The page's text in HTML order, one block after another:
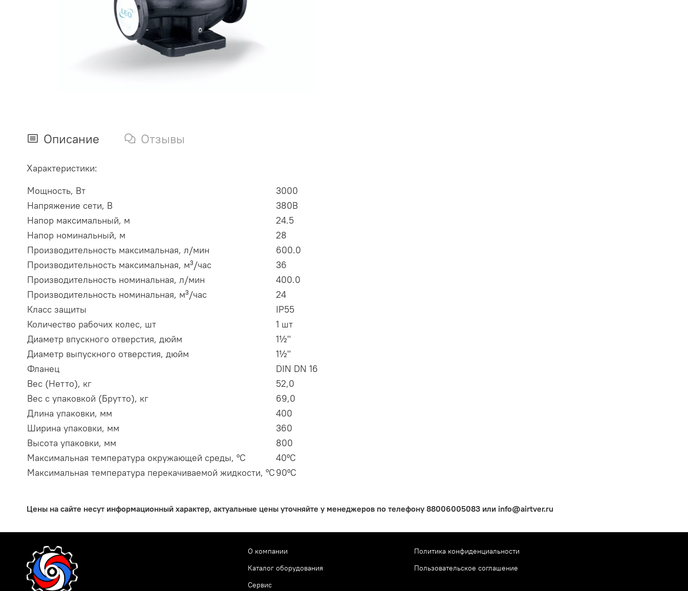
Описание Отзывы
Характеристики:
Мощность, Вт
3000
Напряжение сети, В
380В
Напор максимальный, м
24.5
Напор номинальный, м
28
Производительность максимальная, л/мин
600.0
Производительность максимальная, м³/час
36
Производительность номинальная, л/мин
400.0
Производительность номинальная, м³/час
24
Класс защиты
IP55
Количество рабочих колес, шт
1 шт
Диаметр впускного отверстия, дюйм
1½"
Диаметр выпускного отверстия, дюйм
1½"
Фланец
DIN DN 16
Вес (Нетто), кг
52,0
Вес с упаковкой (Брутто), кг
69,0
Длина упаковки, мм
400
Ширина упаковки, мм
360
Высота упаковки, мм
800
Максимальная температура окружающей среды, °C
40ºС
Максимальная температура перекачиваемой жидкости, °C90ºС
Цены на сайте несут информационный характер, актуальные цены уточняйте у менеджеров по телефону 88006005083 или info@airtver.ru
О компании
Каталог оборудования
Сервис
Политика конфиденциальности
Пользовательское соглашение